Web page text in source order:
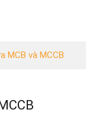
MCB và MCCB